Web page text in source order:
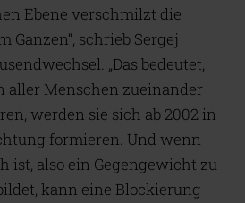
Ebene verschmilzt die
Ganzen“, schrieb Sergej
„Das bedeutet,
aller Menschen zueinander
werden sie sich ab 2002 in
formieren. Und wenn
ist, also ein Gegengewicht zu
kann eine Blockierung